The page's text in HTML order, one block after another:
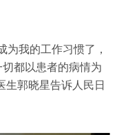
为我的工作习惯了，
都以患者的病情为
生郭晓星告诉人民日